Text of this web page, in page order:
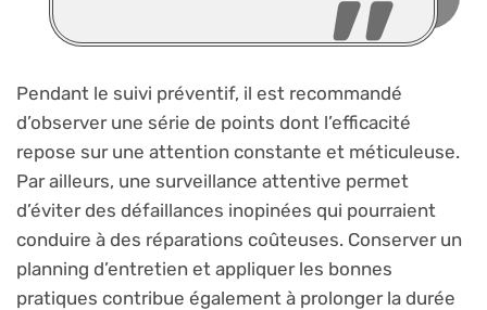
Pendant le suivi préventif, il est recommandé
d’observer une série de points dont l’efficacité
repose sur une attention constante et méticuleuse.
Par ailleurs, une surveillance attentive permet
d’éviter des défaillances inopinées qui pourraient
conduire à des réparations coûteuses. Conserver un
planning d’entretien et appliquer les bonnes
pratiques contribue également à prolonger la durée